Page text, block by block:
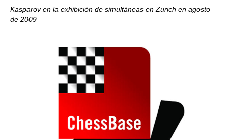
Kasparov en la exhibición de simultáneas en Zurich en agosto
de 2009